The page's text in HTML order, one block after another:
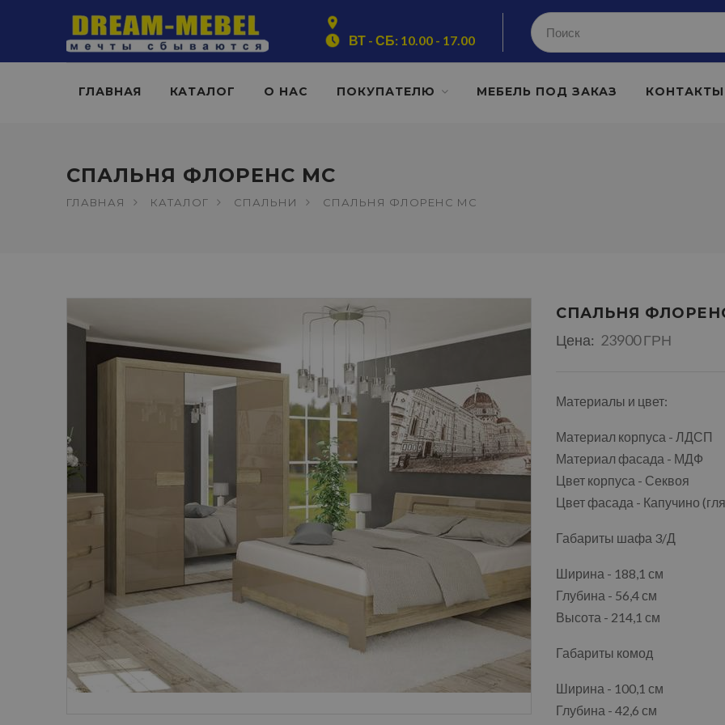
ВТ - СБ: 10.00 - 17.00
ГЛАВНАЯ КАТАЛОГ О НАС ПОКУПАТЕЛЮ МЕБЕЛЬ ПОД ЗАКАЗ КОНТАКТЫ
СПАЛЬНЯ ФЛОРЕНС МС
ГЛАВНАЯ КАТАЛОГ СПАЛЬНИ СПАЛЬНЯ ФЛОРЕНС МС
СПАЛЬНЯ
Цена: 23900 ГРН
Материалы и цвет:
Материал корпуса - ЛДСП
Материал фасада - МДФ
Цвет корпуса - Секвоя
Цвет фасада - Капучино
Габариты шафа 3/Д
Ширина - 188,1 см
Глубина - 56,4 см
Высота - 214,1 см
Габариты комод
Ширина - 100,1 см
Глубина - 42,6 см